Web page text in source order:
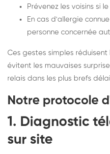
Prévenez les voisins si
En cas d'allergie
personne concernée
Ces gestes simples
évitent les mauvaises
relais dans les plus brefs
Notre protocole
1. Diagnostic
sur site